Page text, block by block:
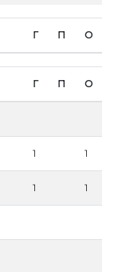
Г П О
Г П О
1 1
1 1